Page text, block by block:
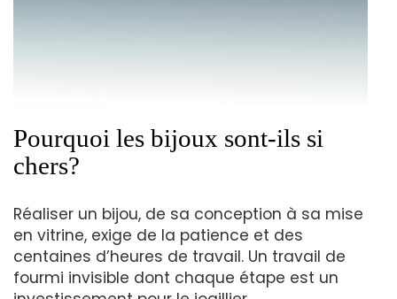
Pourquoi les bijoux sont-ils si
chers?
Réaliser un bijou, de sa conception à sa mise
en vitrine, exige de la patience et des
centaines d’heures de travail. Un travail de
fourmi invisible dont chaque étape est un